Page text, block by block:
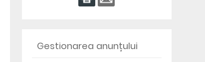
Gestionarea anunțului